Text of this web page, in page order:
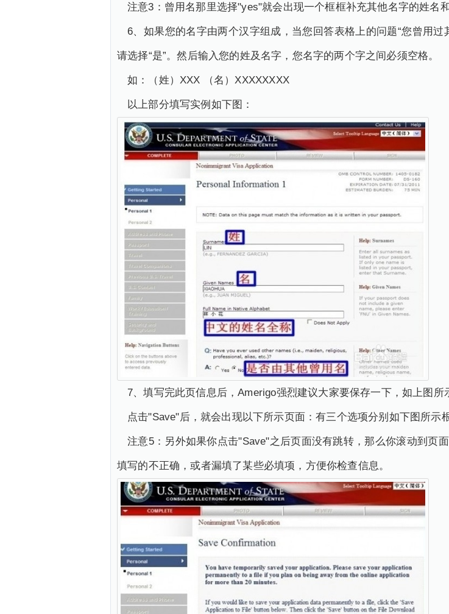
注意3：曾用名那里选择"yes"就会出现一个框框补充其他名字的姓名
6、如果您的名字由两个汉字组成，当您回答表格上的问题“您曾用
请选择“是”。然后输入您的姓及名字，您名字的两个字之间必须空格。
如：（姓）XXX （名）XXXXXXXX
以上部分填写实例如下图：
7、填写完此页信息后，Amerigo强烈建议大家要保存一下，如上图所
点击"Save"后，就会出现以下所示页面：有三个选项分别如下图所示
注意5：另外如果你点击"Save"之后页面没有跳转，那么你滚动到页
填写的不正确，或者漏填了某些必填项，方便你检查信息。